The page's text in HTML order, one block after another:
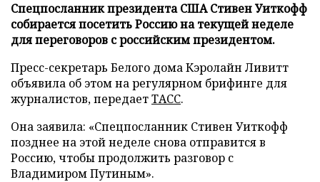
Спецпосланник президента США Стивен Уиткофф
собирается посетить Россию на текущей неделе
для переговоров с российским президентом.
Пресс-секретарь Белого дома Кэролайн Ливитт
объявила об этом на регулярном брифинге для
журналистов, передаетТАСС.
Она заявила: «Спецпосланник Стивен Уиткофф
позднее на этой неделе снова отправится в
Россию, чтобы продолжить разговор с
Владимиром Путиным».